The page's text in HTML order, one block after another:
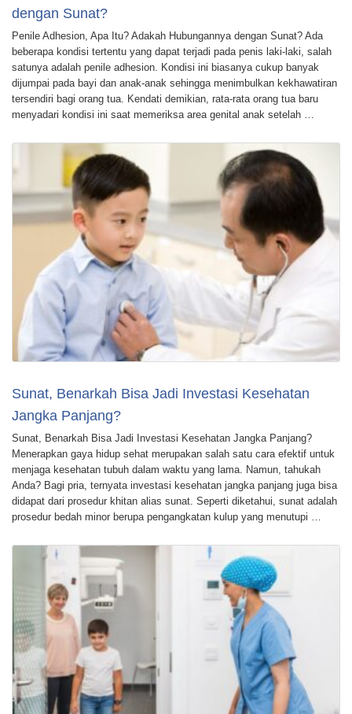
dengan Sunat?
Penile Adhesion, Apa Itu? Adakah Hubungannya dengan Sunat? Ada
beberapa kondisi tertentu yang dapat terjadi pada penis laki-laki, salah
satunya adalah penile adhesion. Kondisi ini biasanya cukup banyak
dijumpai pada bayi dan anak-anak sehingga menimbulkan kekhawatiran
tersendiri bagi orang tua. Kendati demikian, rata-rata orang tua baru
menyadari kondisi ini saat memeriksa area genital anak setelah …
Sunat, Benarkah Bisa Jadi Investasi Kesehatan
Jangka Panjang?
Sunat, Benarkah Bisa Jadi Investasi Kesehatan Jangka Panjang?
Menerapkan gaya hidup sehat merupakan salah satu cara efektif untuk
menjaga kesehatan tubuh dalam waktu yang lama. Namun, tahukah
Anda? Bagi pria, ternyata investasi kesehatan jangka panjang juga bisa
didapat dari prosedur khitan alias sunat. Seperti diketahui, sunat adalah
prosedur bedah minor berupa pengangkatan kulup yang menutupi …